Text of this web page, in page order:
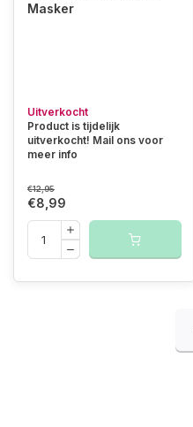
Masker
Uitverkocht
Product is tijdelijk
uitverkocht! Mail ons voor
meer info
€12,95
€8,99